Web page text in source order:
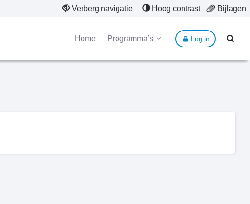
Verberg navigatie Hoog contrast Bijlagen
Home Programma’s Log in